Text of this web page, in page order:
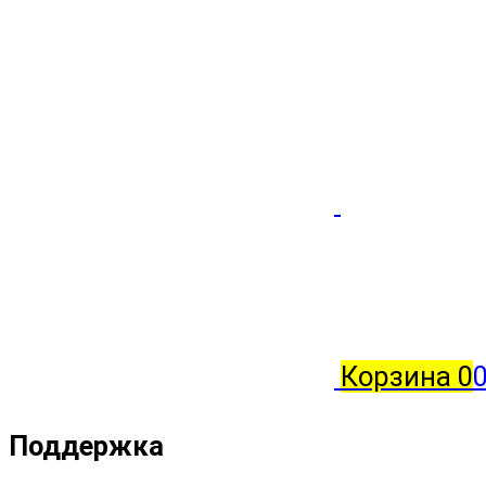
Корзина 0
Поддержка